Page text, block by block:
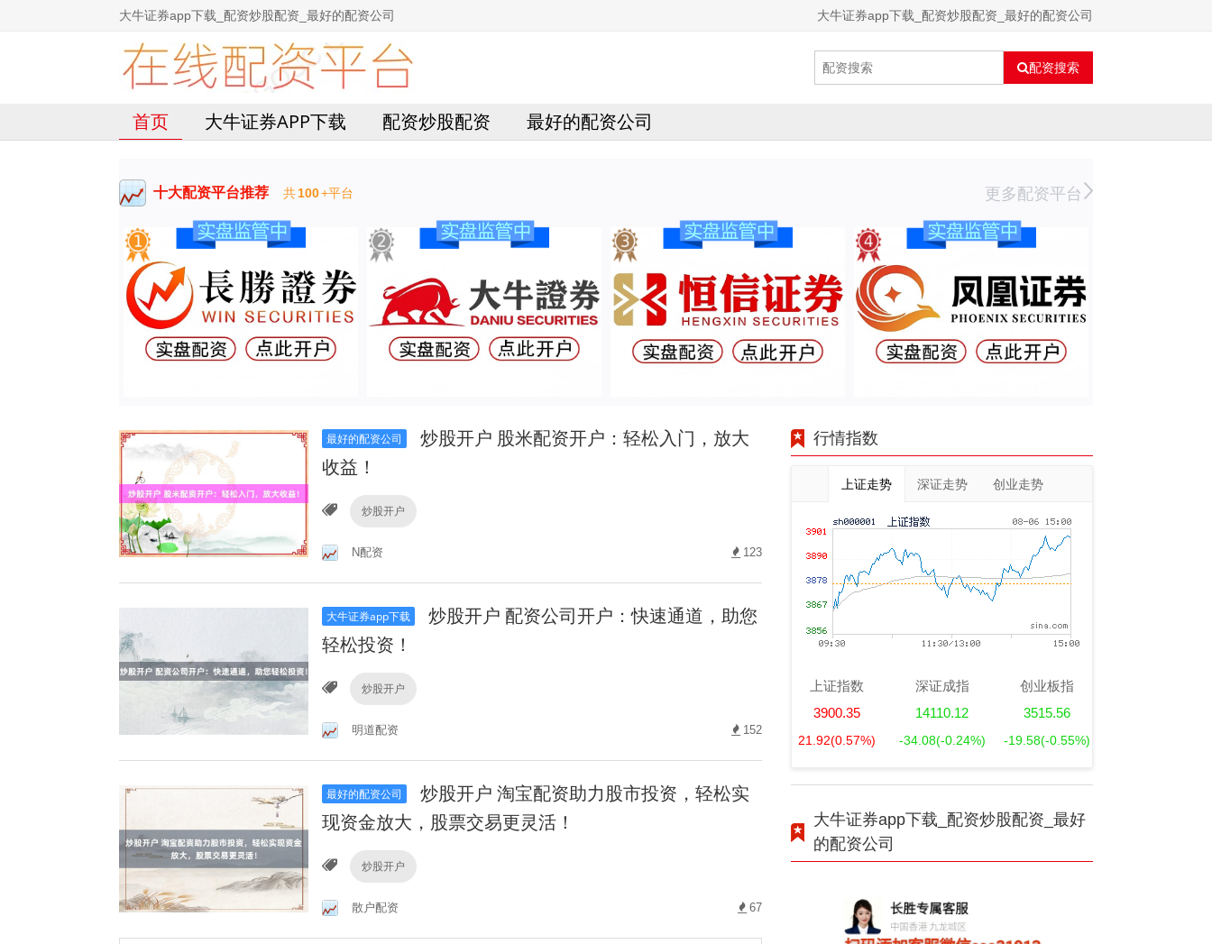
大牛证券app下载_配资炒股配资_最好的配资公司 大牛证券app下载_配资炒股配资_最好的配资公司
配资搜索
首页 大牛证券APP下载 配资炒股配资 最好的配资公司
十大配资平台推荐 共100+平台 更多配资平台
最好的配资公司
炒股开户 股米配资开户：轻松入门，放大
收益！
炒股开户
N配资 123
大牛证券app下载
炒股开户 配资公司开户：快速通道，助您
轻松投资！
炒股开户
明道配资 152
最好的配资公司
炒股开户 淘宝配资助力股市投资，轻松实
现资金放大，股票交易更灵活！
炒股开户
散户配资 67
行情指数
上证走势 深证走势 创业走势
上证指数
3900.35
21.92(0.57%)
深证成指
14110.12
-34.08(-0.24%)
创业板指
3515.56
-19.58(-0.55%)
大牛证券app下载_配资炒股配资_最好
的配资公司